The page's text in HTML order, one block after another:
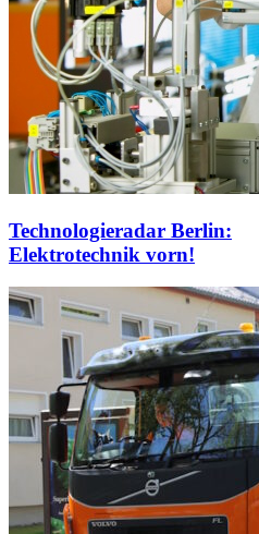
Technologieradar Berlin:
Elektrotechnik vorn!